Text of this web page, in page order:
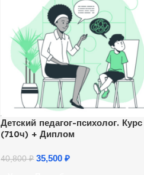
Детский педагог-психолог. Курс
(710ч) + Диплом
40,800₽ 35,500₽